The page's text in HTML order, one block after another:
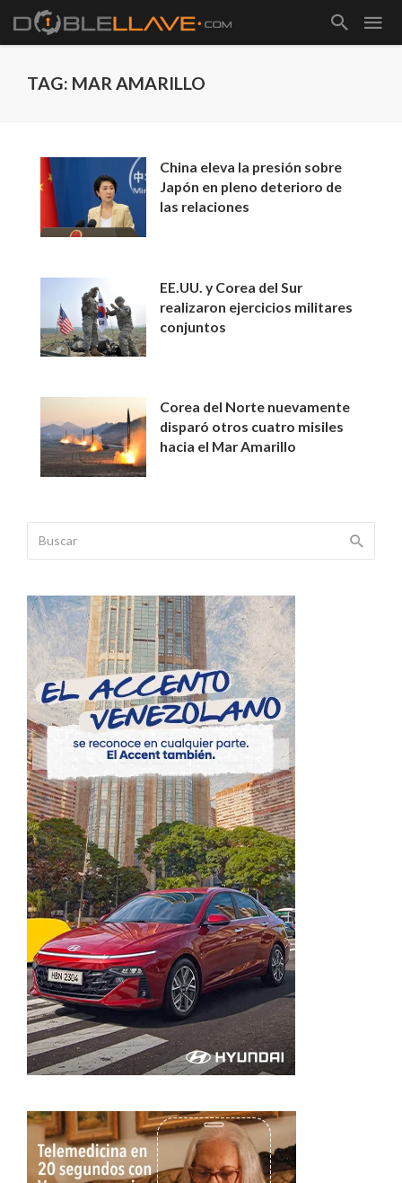
TAG: MAR AMARILLO
China eleva la presión sobre
Japón en pleno deterioro de
las relaciones
EE.UU. y Corea del Sur
realizaron ejercicios militares
conjuntos
Corea del Norte nuevamente
disparó otros cuatro misiles
hacia el Mar Amarillo